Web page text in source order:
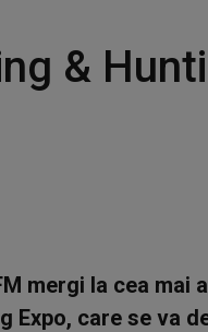
&
mergi la cea mai
Expo, care se va